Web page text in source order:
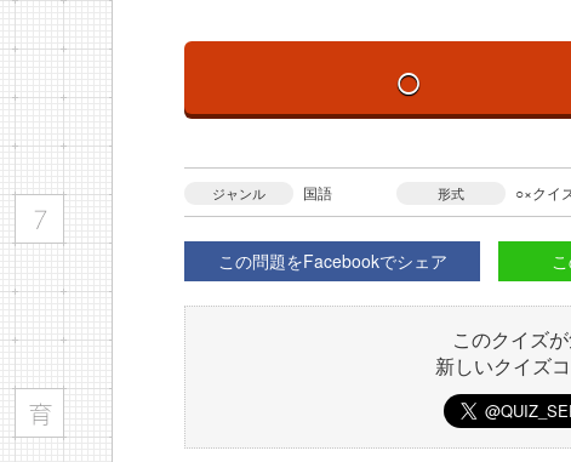
○
ジャンル 国語 形式 ○×クイ
この問題をFacebookでシェア
このクイズ
新しいクイズ